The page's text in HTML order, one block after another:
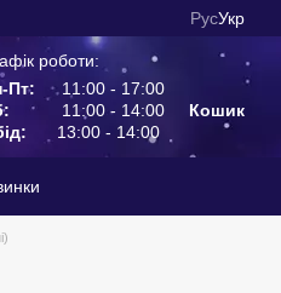
РусУкр
роботи:
Пт:
11:00 - 17:00
11:00 - 14:00
13:00 - 14:00
Кошик